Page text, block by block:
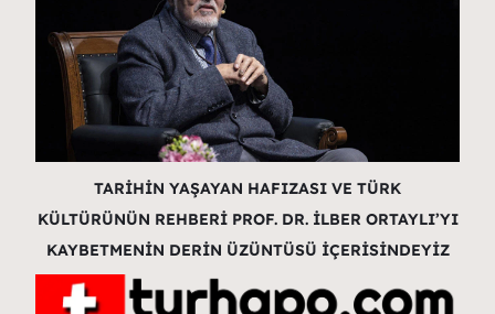
TARİHİN YAŞAYAN HAFIZASI VE TÜRK
KÜLTÜRÜNÜN REHBERİ PROF. DR. İLBER ORTAYLI’YI
KAYBETMENİN DERİN ÜZÜNTÜSÜ İÇERİSİNDEYİZ